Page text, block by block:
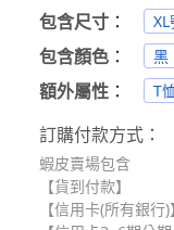
包含尺寸 ：
包含顏色 ： 黑
額外屬性 ： T
訂購付款方式：
蝦皮賣場包含
【貨到付款】
【信用卡(所有銀行)】